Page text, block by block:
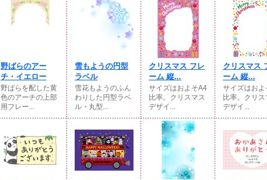
野ばらのアー
チ・イエロー
野ばらを配した黄
色のアーチの上部
用フレー...
雪もようの円型
ラベル
雪花もようのふん
わりした円型ラベ
ル・丸型...
クリスマス フレ
ーム 縦...
サイズはおよそA4
比率。クリスマス
デザイ...
クリスマス
ーム 縦...
サイズはおよ
比率。クリス
デザイ...